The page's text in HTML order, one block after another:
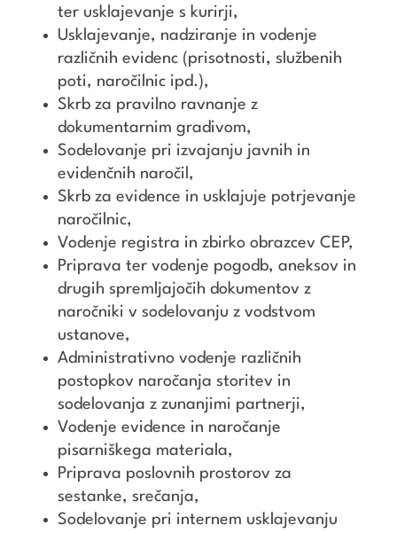
ter usklajevanje s kurirji,
Usklajevanje, nadziranje in vodenje
različnih evidenc (prisotnosti, službenih
poti, naročilnic ipd.),
Skrb za pravilno ravnanje z
dokumentarnim gradivom,
Sodelovanje pri izvajanju javnih in
evidenčnih naročil,
Skrb za evidence in usklajuje potrjevanje
naročilnic,
Vodenje registra in zbirko obrazcev CEP,
Priprava ter vodenje pogodb, aneksov in
drugih spremljajočih dokumentov z
naročniki v sodelovanju z vodstvom
ustanove,
Administrativno vodenje različnih
postopkov naročanja storitev in
sodelovanja z zunanjimi partnerji,
Vodenje evidence in naročanje
pisarniškega materiala,
Priprava poslovnih prostorov za
sestanke, srečanja,
Sodelovanje pri internem usklajevanju